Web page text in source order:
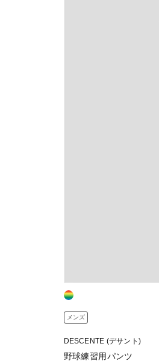
メンズ
DESCENTE (デサント)
野球練習用パンツ